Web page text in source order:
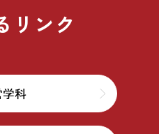
リンク
科